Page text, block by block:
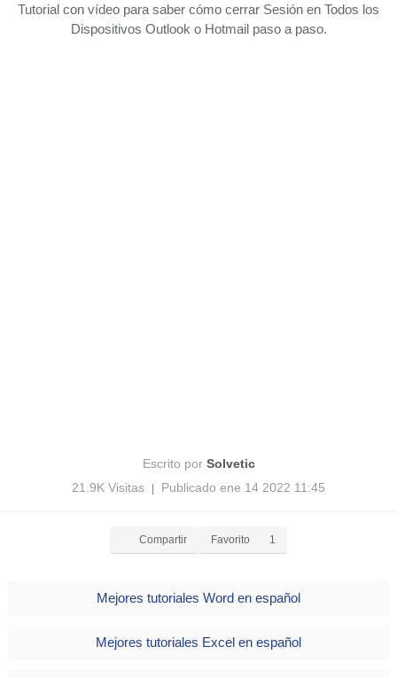
Tutorial con vídeo para saber cómo cerrar Sesión en Todos los
Dispositivos Outlook o Hotmail paso a paso.
Escrito por Solvetic
21.9K Visitas
Publicado ene 14 2022 11:45
Compartir Favorito 1
Mejores tutoriales Word en español
Mejores tutoriales Excel en español